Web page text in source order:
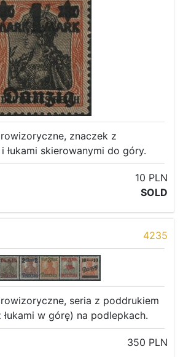
znaczek z
łukami skierowanymi do góry.
10 PLN
SOLD
4235
seria z poddrukiem
w górę) na podlepkach.
350 PLN